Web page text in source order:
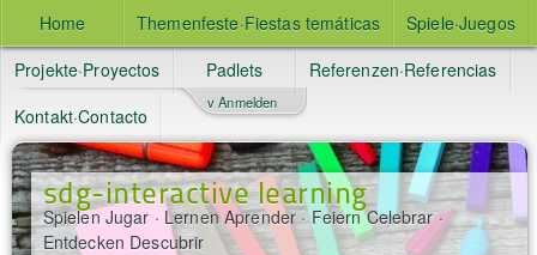
Home Themenfeste·Fiestas temáticas
Spiele·Juegos
Projekte·Proyectos
Padlets
Referenzen·Referencias
Kontakt·Contacto
sdg-interactive learning
Spielen Jugar · Lernen Aprender · Feiern Celebrar ·
Entdecken Descubrir
v Anmelden